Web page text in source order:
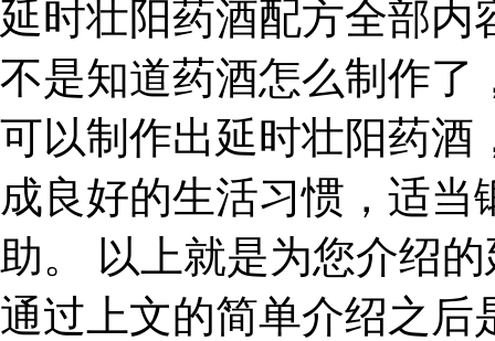
延时壮阳药酒配方全部内
不是知道药酒怎么制作了
可以制作出延时壮阳药酒
成良好的生活习惯，适
助。 以上就是为您介绍
通过上文的简单介绍之后